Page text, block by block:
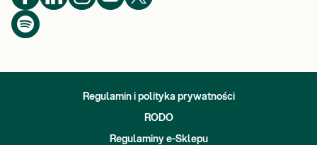
Regulamin i polityka prywatności
RODO
Regulaminy e-Sklepu